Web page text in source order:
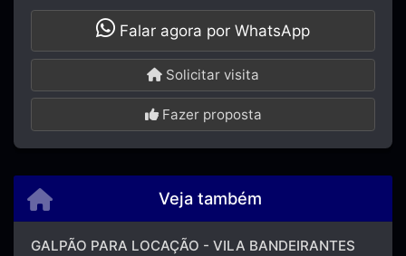
Falar agora por WhatsApp
Solicitar visita
Fazer proposta
Veja também
GALPÃO PARA LOCAÇÃO - VILA BANDEIRANTES